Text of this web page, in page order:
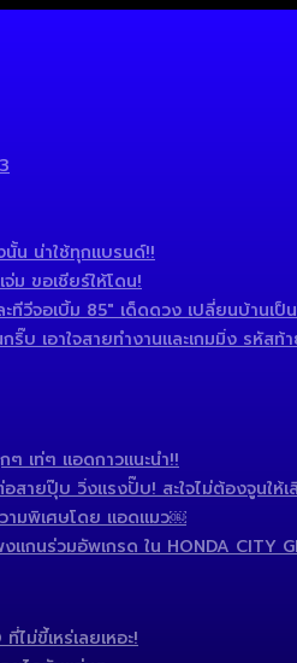
น น่าใช้ทุกแบรนด์!!
ม ขอเชียร์ให้โดน!
ทีวีจอเบิ้ม 85″ เด็ดดวง เปลี่ยนบ้านเป็
บ เอาใจสายทำงานและเกมมิ่ง รหัสท้
ๆ เท่ๆ แอดกาวแนะนำ!!
สายปุ๊บ วิ่งแรงปั๊บ! สะใจไม่ต้องจูนให้เ
ามพิเศษโดย แอดแมว￼
แกนร่วมอัพเกรด ใน HONDA CITY
ไม่ขี้เหร่เลยเหอะ!